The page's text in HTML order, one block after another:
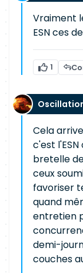
Vraiment
ESN ces
1
Cela
c'est
bretelle
ceux
favoriser
quand
entretien
demi-
couches